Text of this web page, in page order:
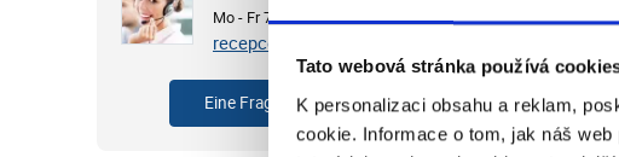
Tato webová stránka používá
K personalizaci obsahu a reklam,
cookie. Informace o tom, jak náš
Mo - Fr 7:00 - 15:30 Uhr
recepce@cvb.cz
Eine Frage stellen